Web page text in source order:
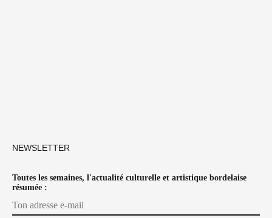
NEWSLETTER
Toutes les semaines, l'actualité culturelle et artistique bordelaise
résumée :